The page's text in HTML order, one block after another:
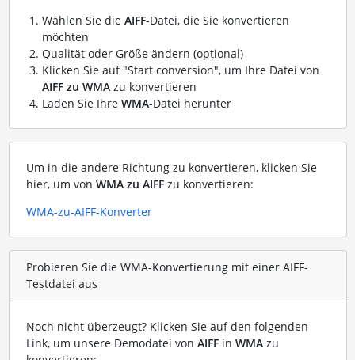
Wählen Sie die AIFF-Datei, die Sie konvertieren
möchten
Qualität oder Größe ändern (optional)
Klicken Sie auf "Start conversion", um Ihre Datei von
AIFF zu WMAzu konvertieren
Laden Sie Ihre WMA-Datei herunter
Um in die andere Richtung zu konvertieren, klicken Sie
hier, um von WMA zu AIFFzu konvertieren:
WMA-zu-AIFF-Konverter
Probieren Sie die WMA-Konvertierung mit einer AIFF-
Testdatei aus
Noch nicht überzeugt? Klicken Sie auf den folgenden
Link, um unsere Demodatei von AIFFin WMAzu